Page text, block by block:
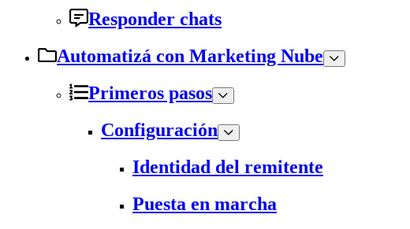
Responder chats
Automatizá con Marketing Nube
Primeros pasos
Configuración
Identidad del remitente
Puesta en marcha